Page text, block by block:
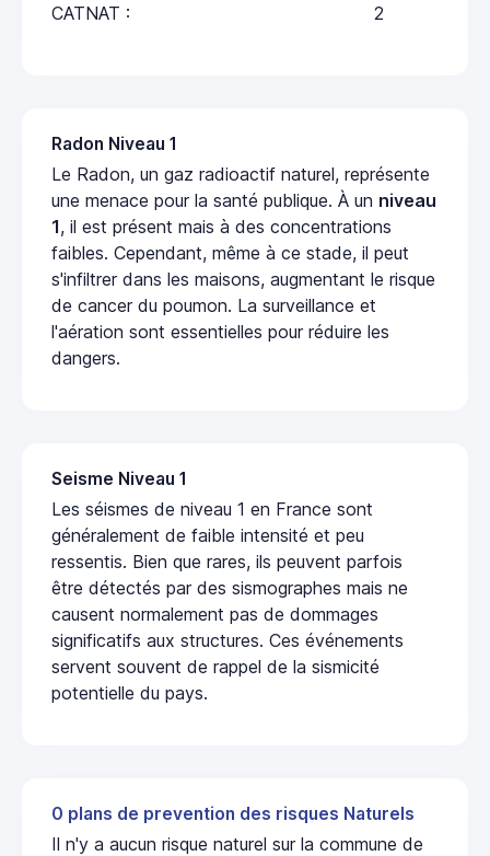
CATNAT : 2
Radon Niveau 1
Le Radon, un gaz radioactif naturel, représente
une menace pour la santé publique. À un niveau
1, il est présent mais à des concentrations
faibles. Cependant, même à ce stade, il peut
s'infiltrer dans les maisons, augmentant le risque
de cancer du poumon. La surveillance et
l'aération sont essentielles pour réduire les
dangers.
Seisme Niveau 1
Les séismes de niveau 1 en France sont
généralement de faible intensité et peu
ressentis. Bien que rares, ils peuvent parfois
être détectés par des sismographes mais ne
causent normalement pas de dommages
significatifs aux structures. Ces événements
servent souvent de rappel de la sismicité
potentielle du pays.
0 plans de prevention des risques Naturels
Il n'y a aucun risque naturel sur la commune de